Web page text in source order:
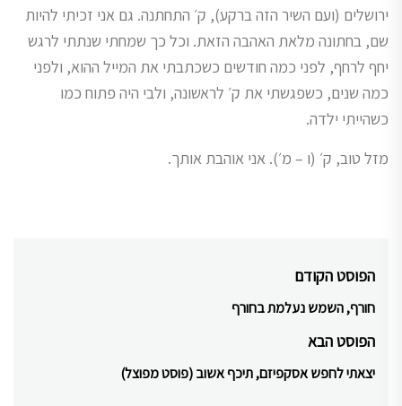
ירושלים (ועם השיר הזה ברקע), ק׳ התחתנה. גם אני זכיתי להיות
שם, בחתונה מלאת האהבה הזאת. וכל כך שמחתי שנתתי לרגש
יחף לרחף, לפני כמה חודשים כשכתבתי את המייל ההוא, ולפני
כמה שנים, כשפגשתי את ק׳ לראשונה, ולבי היה פתוח כמו
כשהייתי ילדה.
מזל טוב, ק׳ (ו – מ׳). אני אוהבת אותך.
ניווט
הפוסט הקודם
Previous
post:
חורף, השמש נעלמת בחורף
הפוסט הבא
Next
יצאתי לחפש אסקפיזם, תיכף אשוב (פוסט מפוצל)